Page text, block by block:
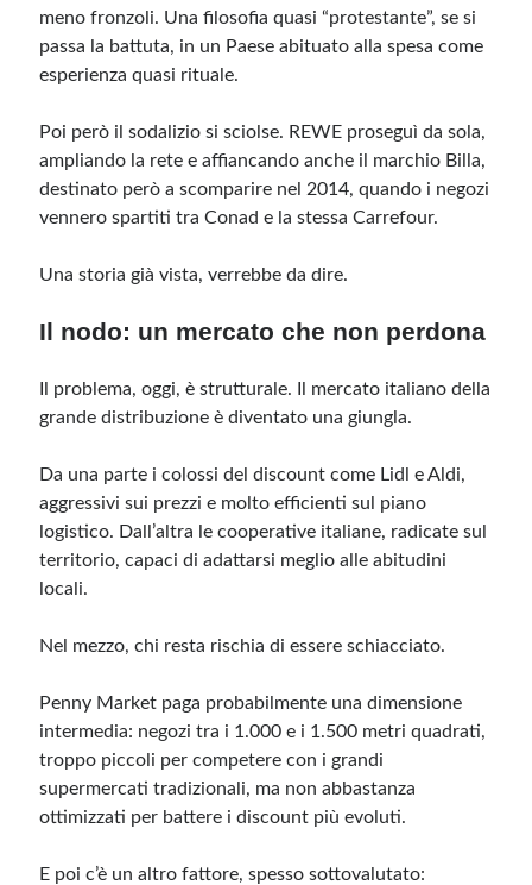
meno fronzoli. Una filosofia quasi “protestante”, se si
passa la battuta, in un Paese abituato alla spesa come
esperienza quasi rituale.
Poi però il sodalizio si sciolse. REWE proseguì da sola,
ampliando la rete e affiancando anche il marchio Billa,
destinato però a scomparire nel 2014, quando i negozi
vennero spartiti tra Conad e la stessa Carrefour.
Una storia già vista, verrebbe da dire.
Il nodo: un mercato che non perdona
Il problema, oggi, è strutturale. Il mercato italiano della
grande distribuzione è diventato una giungla.
Da una parte i colossi del discount come Lidl e Aldi,
aggressivi sui prezzi e molto efficienti sul piano
logistico. Dall’altra le cooperative italiane, radicate sul
territorio, capaci di adattarsi meglio alle abitudini
locali.
Nel mezzo, chi resta rischia di essere schiacciato.
Penny Market paga probabilmente una dimensione
intermedia: negozi tra i 1.000 e i 1.500 metri quadrati,
troppo piccoli per competere con i grandi
supermercati tradizionali, ma non abbastanza
ottimizzati per battere i discount più evoluti.
E poi c’è un altro fattore, spesso sottovalutato: